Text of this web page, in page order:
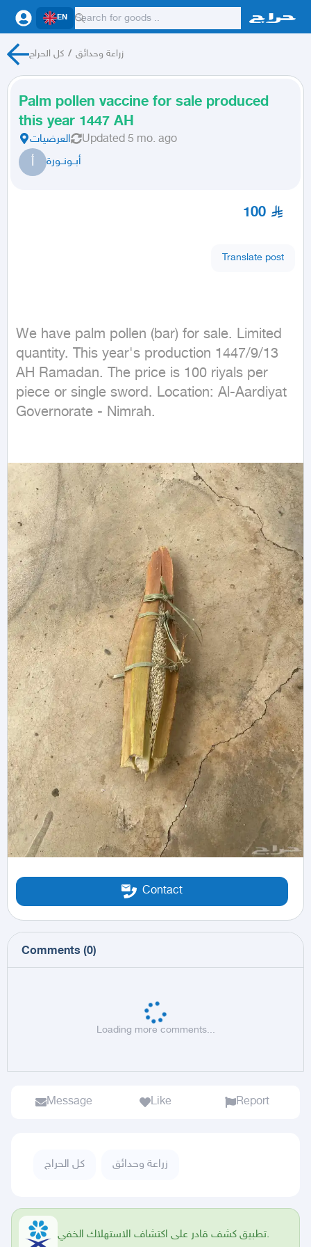
EN
كل الحراج / زراعة وحدائق
Palm pollen vaccine for sale produced
this year 1447 AH
العرضيات Updated 5 mo. ago
أ أبــونــورة
100
Translate post
We have palm pollen (bar) for sale. Limited
quantity. This year's production 1447/9/13
AH Ramadan. The price is 100 riyals per
piece or single sword. Location: Al-Aardiyat
Governorate - Nimrah.
Contact
Comments (0)
Loading more comments...
Message Like Report
كل الحراج زراعة وحدائق
تطبيق كشف قادر على اكتشاف الاستهلاك الخفي.